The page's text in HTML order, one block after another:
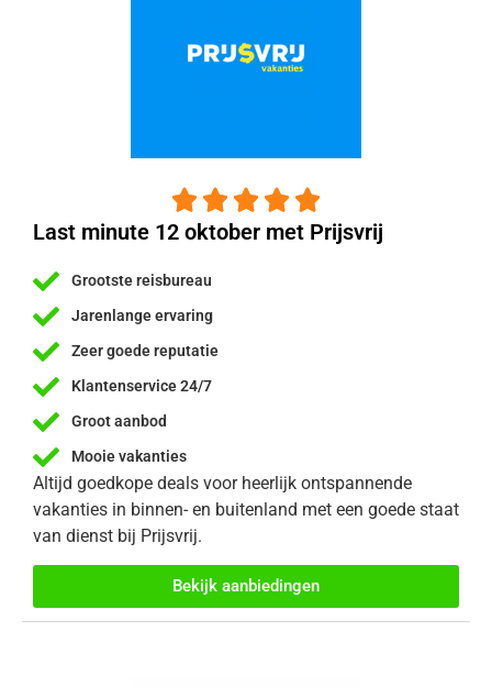
    
Last minute 12 oktober met Prijsvrij
Grootste reisbureau
Jarenlange ervaring
Zeer goede reputatie
Klantenservice 24/7
Groot aanbod
Mooie vakanties
Altijd goedkope deals voor heerlijk ontspannende
vakanties in binnen- en buitenland met een goede staat
van dienst bij Prijsvrij.
Bekijk aanbiedingen